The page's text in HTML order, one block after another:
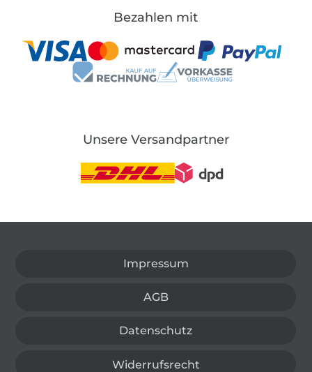
Bezahlen mit
Unsere Versandpartner
Impressum
AGB
Datenschutz
Widerrufsrecht